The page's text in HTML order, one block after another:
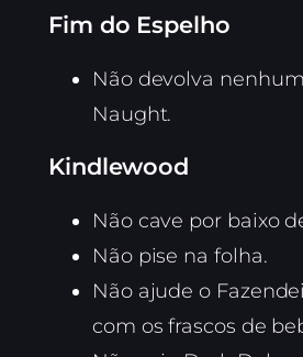
Fim do Espelho
Não devolva
Naught.
Kindlewood
Não cave por baixo
Não pise na folha.
Não ajude o
com os frascos de